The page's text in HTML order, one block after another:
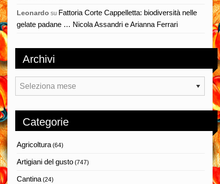
Leonardo su Fattoria Corte Cappelletta: biodiversità nelle
gelate padane … Nicola Assandri e Arianna Ferrari
Archivi
Archivi
Categorie
Agricoltura(64)
Artigiani del gusto (747)
Cantina(24)